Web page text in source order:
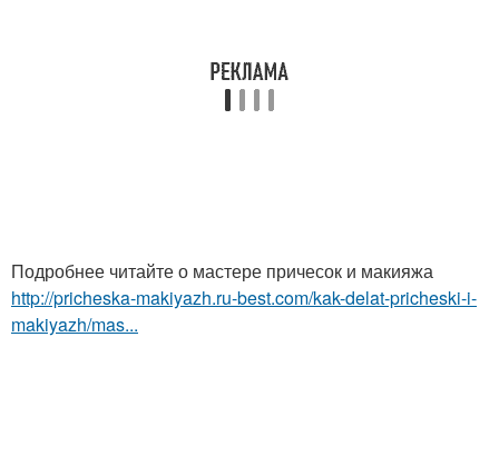
Подробнее читайте о мастере причесок и макияжа
http://pricheska-makiyazh.ru-best.com/kak-delat-pricheski-i-
makiyazh/mas...